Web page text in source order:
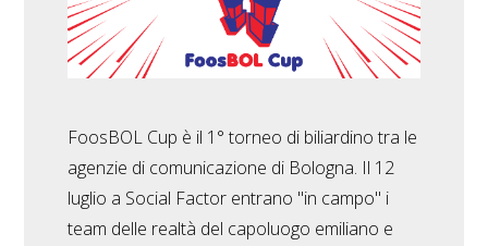
FoosBOL Cup è il 1° torneo di biliardino tra le
agenzie di comunicazione di Bologna. Il 12
luglio a Social Factor entrano "in campo" i
team delle realtà del capoluogo emiliano e